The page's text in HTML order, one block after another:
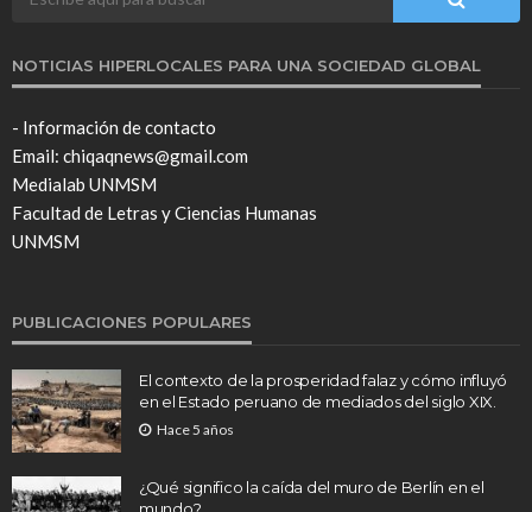
NOTICIAS HIPERLOCALES PARA UNA SOCIEDAD GLOBAL
- Información de contacto
Email: chiqaqnews@gmail.com
Medialab UNMSM
Facultad de Letras y Ciencias Humanas
UNMSM
PUBLICACIONES POPULARES
El contexto de la prosperidad falaz y cómo influyó
en el Estado peruano de mediados del siglo XIX.
Hace 5 años
¿Qué significo la caída del muro de Berlín en el